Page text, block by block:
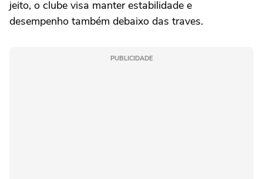
jeito, o clube visa manter estabilidade e
desempenho também debaixo das traves.
PUBLICIDADE